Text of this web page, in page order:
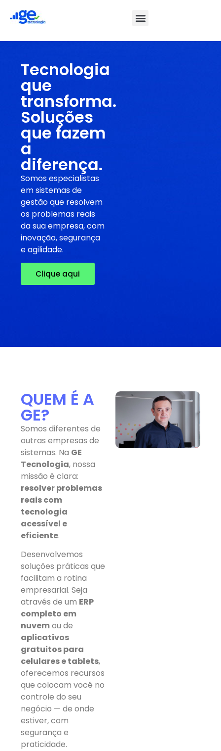
Tecnologia
que
transforma.
Soluções
que fazem
a
diferença.
Somos especialistas
em sistemas de
gestão que resolvem
os problemas reais
da sua empresa, com
inovação, segurança
e agilidade.
Clique aqui
QUEM É A
GE?
Somos diferentes de
outras empresas de
sistemas. Na GE
Tecnologia, nossa
missão é clara:
resolver problemas
reais com
tecnologia
acessível e
eficiente.
Desenvolvemos
soluções práticas que
facilitam a rotina
empresarial. Seja
através de um ERP
completo em
nuvemou de
aplicativos
gratuitos para
celulares e tablets,
oferecemos recursos
que colocam você no
controle do seu
negócio — de onde
estiver, com
segurança e
praticidade.